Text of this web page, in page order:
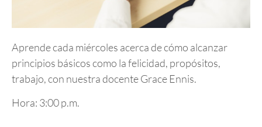
Aprende cada miércoles acerca de cómo alcanzar
principios básicos como la felicidad, propósitos,
trabajo, con nuestra docente Grace Ennis.
Hora: 3:00 p.m.